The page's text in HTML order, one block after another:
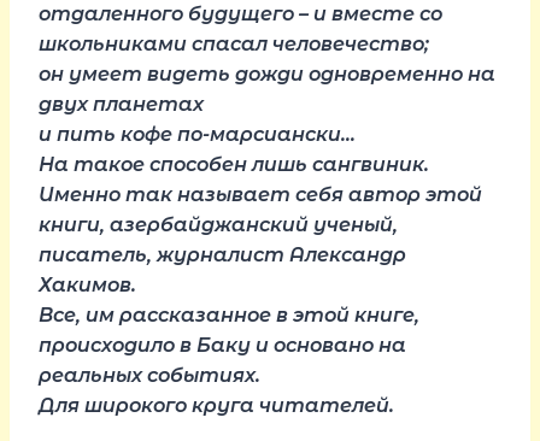
отдаленного будущего – и вместе со
школьниками спасал человечество;
он умеет видеть дожди одновременно на
двух планетах
и пить кофе по-марсиански…
На такое способен лишь сангвиник.
Именно так называет себя автор этой
книги, азербайджанский ученый,
писатель, журналист Александр
Хакимов.
Все, им рассказанное в этой книге,
происходило в Баку и основано на
реальных событиях.
Для широкого круга читателей.